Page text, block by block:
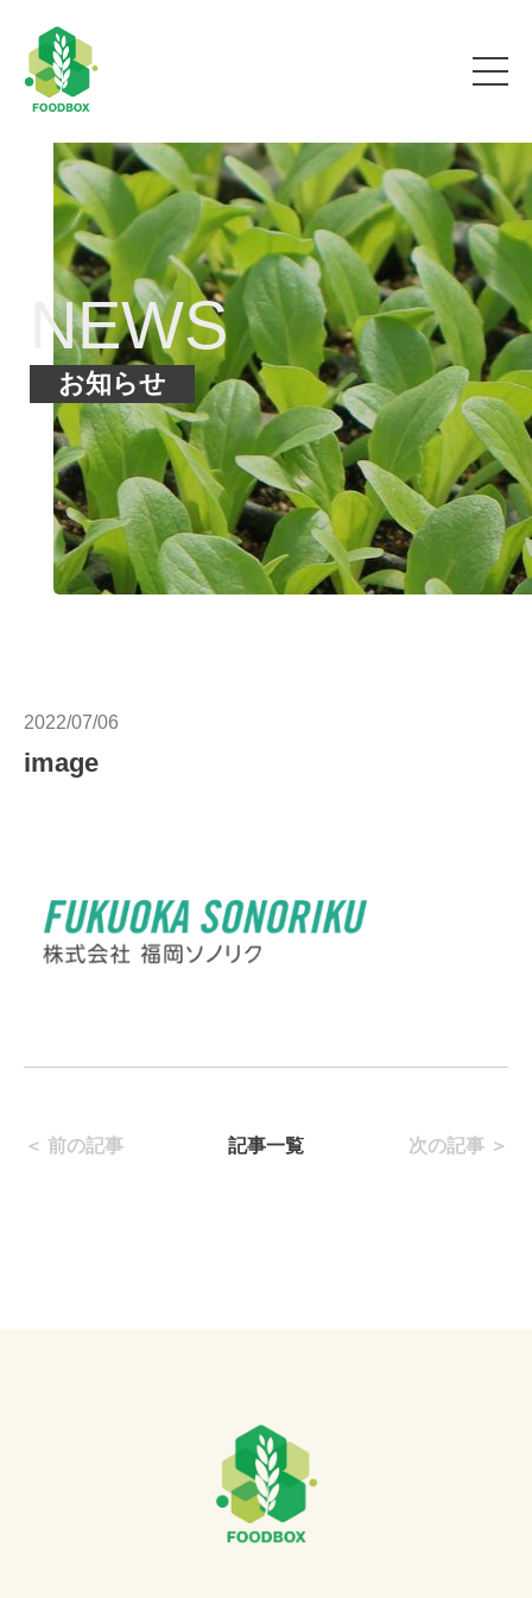
NEWS
お知らせ
2022/07/06
image
＜ 前の記事 記事一覧 次の記事 ＞